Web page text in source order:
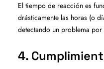
El tiempo de reacción es
drásticamente las horas (o
detectando un problema por
4.